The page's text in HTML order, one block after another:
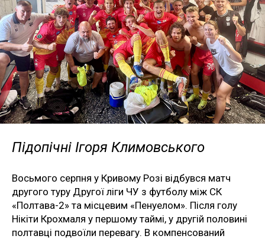
Підопічні Ігоря Климовського
Восьмого серпня у Кривому Розі відбувся матч
другого туру Другої ліги ЧУ з футболу між СК
«Полтава-2» та місцевим «Пенуелом». Після голу
Нікіти Крохмаля у першому таймі, у другій половині
полтавці подвоїли перевагу. В компенсований